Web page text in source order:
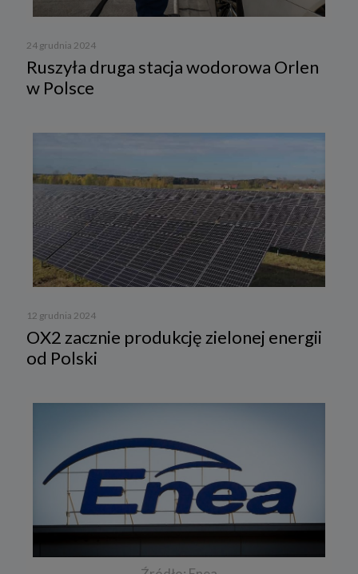
24 grudnia 2024
Ruszyła druga stacja wodorowa Orlen
w Polsce
12 grudnia 2024
OX2 zacznie produkcję zielonej energii
od Polski